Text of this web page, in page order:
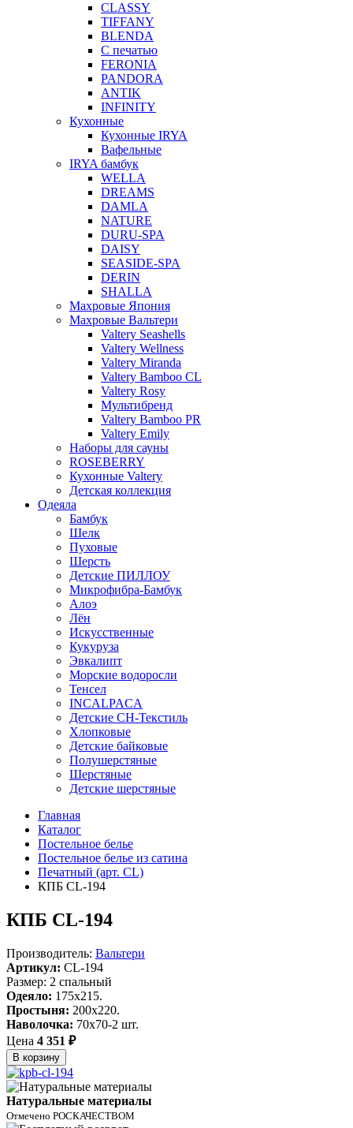
CLASSY
TIFFANY
BLENDA
С печатью
FERONIA
PANDORA
ANTIK
INFINITY
Кухонные
Кухонные IRYA
Вафельные
IRYA бамбук
WELLA
DREAMS
DAMLA
NATURE
DURU-SPA
DAISY
SEASIDE-SPA
DERIN
SHALLA
Махровые Япония
Махровые Вальтери
Valtery Seashells
Valtery Wellness
Valtery Miranda
Valtery Bamboo CL
Valtery Rosy
Мультибренд
Valtery Bamboo PR
Valtery Emily
Наборы для сауны
ROSEBERRY
Кухонные Valtery
Детская коллекция
Одеяла
Бамбук
Шелк
Пуховые
Шерсть
Детские ПИЛЛОУ
Микрофибра-Бамбук
Алоэ
Лён
Искусственные
Кукуруза
Эвкалипт
Морские водоросли
Тенсел
INCALPACA
Детские СН-Текстиль
Хлопковые
Детские байковые
Полушерстяные
Шерстяные
Детские шерстяные
Главная
Каталог
Постельное белье
Постельное белье из сатина
Печатный (арт. СL)
КПБ CL-194
КПБ CL-194
Производитель: Вальтери
Артикул: CL-194
Размер: 2 спальный
Одеяло: 175x215.
Простыня: 200x220.
Наволочка: 70x70-2 шт.
Цена 4 351 ₽
В корзину
Натуральные материалы
Отмечено РОСКАЧЕСТВОМ